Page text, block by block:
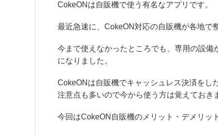
CokeONは自販機で使う有名なアプリです。
最近急速に、CokeON対応の自販機が各地で
今まで使えなかったところでも、専用の設備
になりました。
CokeONは自販機でキャッシュレス決済をし
注意点も多いので今から使う方は覚えておき
今回はCokeON自販機のメリット・デメリッ